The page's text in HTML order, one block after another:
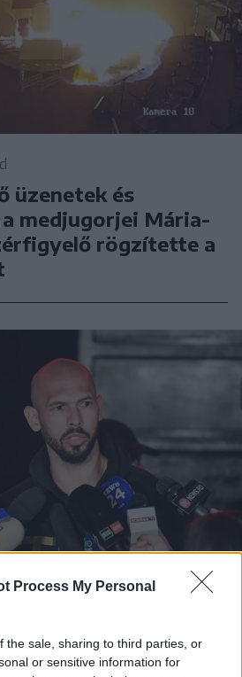
Process My Personal
the sale, sharing to third parties, or
or sensitive information for
üzenetek és
medjugorjei Mária-
rögzítette a
a Romániában is